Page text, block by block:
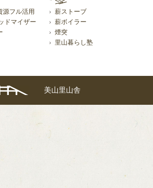
源フル活用
ドマイザー
薪ストーブ
薪ボイラー
煙突
里山暮らし塾
美山里山舎